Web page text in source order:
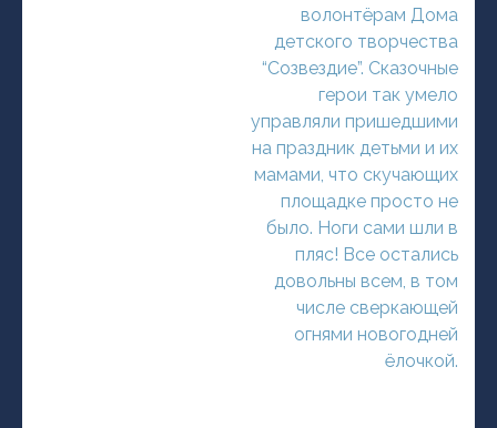
волонтёрам Дома
детского творчества
“Созвездие”. Сказочные
герои так умело
управляли пришедшими
на праздник детьми и их
мамами, что скучающих
площадке просто не
было. Ноги сами шли в
пляс! Все остались
довольны всем, в том
числе сверкающей
огнями новогодней
ёлочкой.